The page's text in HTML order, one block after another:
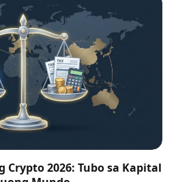
Crypto 2026: Tubo sa Kapital